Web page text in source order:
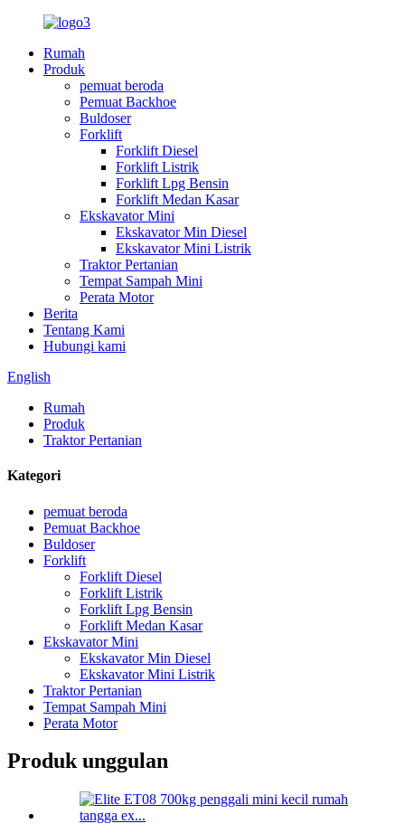
Rumah
Produk
pemuat beroda
Pemuat Backhoe
Buldoser
Forklift
Forklift Diesel
Forklift Listrik
Forklift Lpg Bensin
Forklift Medan Kasar
Ekskavator Mini
Ekskavator Min Diesel
Ekskavator Mini Listrik
Traktor Pertanian
Tempat Sampah Mini
Perata Motor
Berita
Tentang Kami
Hubungi kami
English
Rumah
Produk
Traktor Pertanian
Kategori
pemuat beroda
Pemuat Backhoe
Buldoser
Forklift
Forklift Diesel
Forklift Listrik
Forklift Lpg Bensin
Forklift Medan Kasar
Ekskavator Mini
Ekskavator Min Diesel
Ekskavator Mini Listrik
Traktor Pertanian
Tempat Sampah Mini
Perata Motor
Produk unggulan